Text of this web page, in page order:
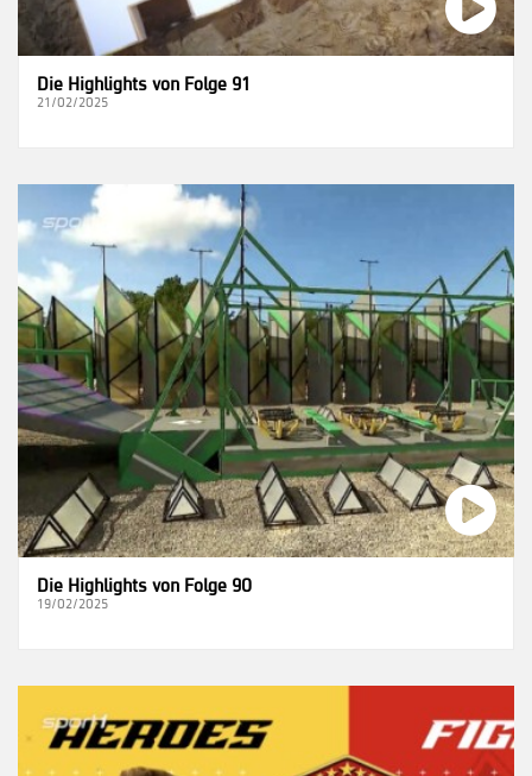
Die Highlights von Folge 91
21/02/2025
Die Highlights von Folge 90
19/02/2025